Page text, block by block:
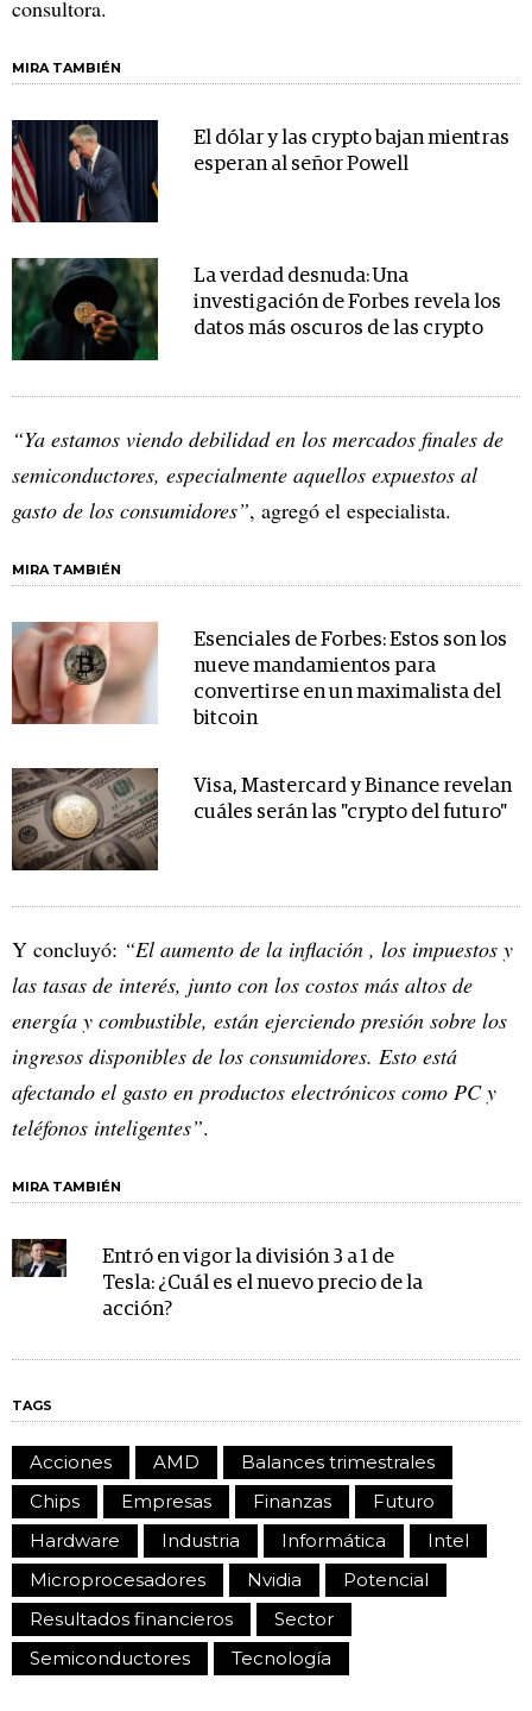
consultora.
MIRA TAMBIÉN
El dólar y las crypto bajan mientras
esperan al señor Powell
La verdad desnuda: Una
investigación de Forbes revela los
datos más oscuros de las crypto
“Ya estamos viendo debilidad en los mercados finales de
semiconductores, especialmente aquellos expuestos al
gasto de los consumidores”, agregó el especialista.
MIRA TAMBIÉN
Esenciales de Forbes: Estos son los
nueve mandamientos para
convertirse en un maximalista del
bitcoin
Visa, Mastercard y Binance revelan
cuáles serán las "crypto del futuro"
Y concluyó: “El aumento de la inflación , los impuestos y
las tasas de interés, junto con los costos más altos de
energía y combustible, están ejerciendo presión sobre los
ingresos disponibles de los consumidores. Esto está
afectando el gasto en productos electrónicos como PC y
teléfonos inteligentes”.
MIRA TAMBIÉN
Entró en vigor la división 3 a 1 de
Tesla: ¿Cuál es el nuevo precio de la
acción?
TAGS
Acciones AMD
Balances trimestrales
Chips
Empresas Finanzas
Futuro
Hardware
Industria Informática
Intel
Microprocesadores
Nvidia
Potencial
Resultados financieros
Sector
Semiconductores
Tecnología